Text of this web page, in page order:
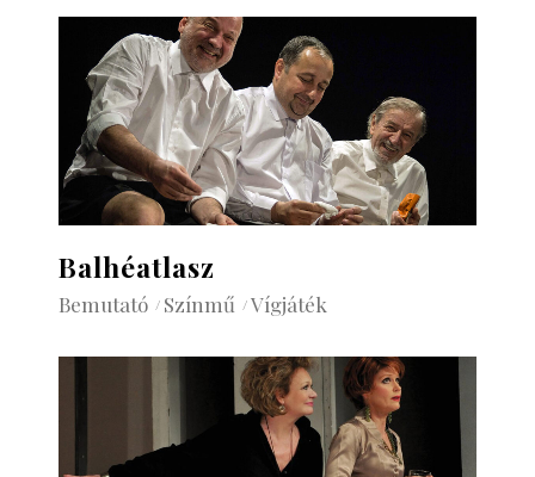
Balhéatlasz
Bemutató Színmű Vígjáték